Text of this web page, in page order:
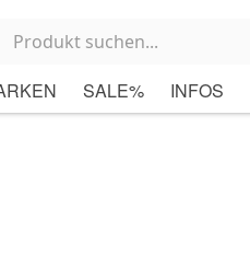
SALE% INFOS